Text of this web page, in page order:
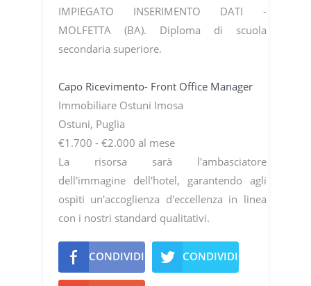
IMPIEGATO INSERIMENTO DATI -
MOLFETTA (BA). Diploma di scuola
secondaria superiore.
Capo Ricevimento- Front Office Manager
Immobiliare Ostuni Imosa
Ostuni, Puglia
€1.700 - €2.000 al mese
La risorsa sarà l'ambasciatore
dell'immagine dell'hotel, garantendo agli
ospiti un'accoglienza d'eccellenza in linea
con i nostri standard qualitativi.
CONDIVIDI CONDIVIDI